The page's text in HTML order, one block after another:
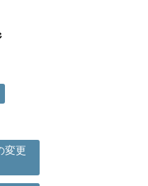
変更